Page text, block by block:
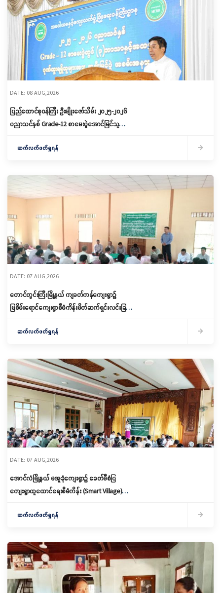
DATE: 08 AUG,2026
ပြည်ထောင်စုဝန်ကြီး ဦးမျိုးဇော်သိမ်း ၂၀၂၅-၂၀၂၆
ပညာသင်နှစ် Grade-12 စာမေးပွဲအောင်မြင်သူများ
ဆက်လက်ဖတ်ရှုရန်
DATE: 07 AUG,2026
တောင်တွင်းကြီးမြို့နယ် ကျခတ်ကန်ကျေးရွာ၌
မြစိမ်းရောင်ကျေးရွာစီမံကိန်းမိတ်ဆက်ရှင်းလင်းခြင်း
ဆက်လက်ဖတ်ရှုရန်
DATE: 07 AUG,2026
အောင်လံမြို့နယ် မအူခုံကျေးရွာ၌ ခေတ်မီစံပြ
ကျေးရွာထူထောင်ရေးစီမံကိန်း (Smart Village)
ဆက်လက်ဖတ်ရှုရန်